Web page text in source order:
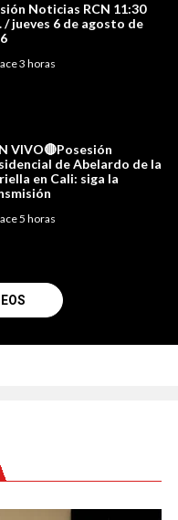
Noticias RCN 11:30
/ jueves 6 de agosto de
3 horas
VIVO🔴Posesión
de Abelardo de la
en Cali: siga la
5 horas